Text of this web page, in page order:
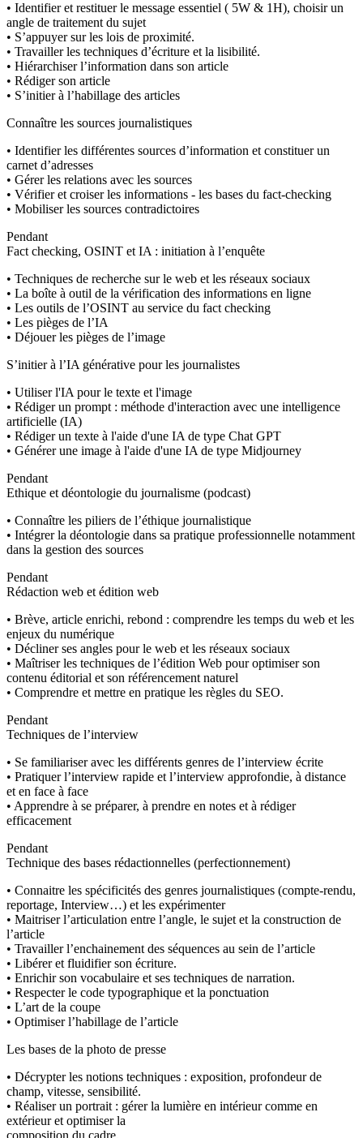
• Identifier et restituer le message essentiel ( 5W & 1H), choisir un
angle de traitement du sujet
• S’appuyer sur les lois de proximité.
• Travailler les techniques d’écriture et la lisibilité.
• Hiérarchiser l’information dans son article
• Rédiger son article
• S’initier à l’habillage des articles
Connaître les sources journalistiques
• Identifier les différentes sources d’information et constituer un
carnet d’adresses
• Gérer les relations avec les sources
• Vérifier et croiser les informations - les bases du fact-checking
• Mobiliser les sources contradictoires
Pendant
Fact checking, OSINT et IA : initiation à l’enquête
• Techniques de recherche sur le web et les réseaux sociaux
• La boîte à outil de la vérification des informations en ligne
• Les outils de l’OSINT au service du fact checking
• Les pièges de l’IA
• Déjouer les pièges de l’image
S’initier à l’IA générative pour les journalistes
• Utiliser l'IA pour le texte et l'image
• Rédiger un prompt : méthode d'interaction avec une intelligence
artificielle (IA)
• Rédiger un texte à l'aide d'une IA de type Chat GPT
• Générer une image à l'aide d'une IA de type Midjourney
Pendant
Ethique et déontologie du journalisme (podcast)
• Connaître les piliers de l’éthique journalistique
• Intégrer la déontologie dans sa pratique professionnelle notamment
dans la gestion des sources
Pendant
Rédaction web et édition web
• Brève, article enrichi, rebond : comprendre les temps du web et les
enjeux du numérique
• Décliner ses angles pour le web et les réseaux sociaux
• Maîtriser les techniques de l’édition Web pour optimiser son
contenu éditorial et son référencement naturel
• Comprendre et mettre en pratique les règles du SEO.
Pendant
Techniques de l’interview
• Se familiariser avec les différents genres de l’interview écrite
• Pratiquer l’interview rapide et l’interview approfondie, à distance
et en face à face
• Apprendre à se préparer, à prendre en notes et à rédiger
efficacement
Pendant
Technique des bases rédactionnelles (perfectionnement)
• Connaitre les spécificités des genres journalistiques (compte-rendu,
reportage, Interview…) et les expérimenter
• Maitriser l’articulation entre l’angle, le sujet et la construction de
l’article
• Travailler l’enchainement des séquences au sein de l’article
• Libérer et fluidifier son écriture.
• Enrichir son vocabulaire et ses techniques de narration.
• Respecter le code typographique et la ponctuation
• L’art de la coupe
• Optimiser l’habillage de l’article
Les bases de la photo de presse
• Décrypter les notions techniques : exposition, profondeur de
champ, vitesse, sensibilité.
• Réaliser un portrait : gérer la lumière en intérieur comme en
extérieur et optimiser la